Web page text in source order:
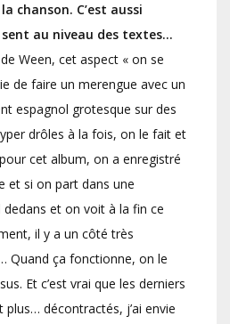
chanson. C’est aussi
sent au niveau des textes…
Ween, cet aspect « on se
de faire un merengue avec un
espagnol grotesque sur des
drôles à la fois, on le fait et
cet album, on a enregistré
et si on part dans une
et on voit à la fin ce
il y a un côté très
Quand ça fonctionne, on le
Et c’est vrai que les derniers
décontractés, j’ai envie